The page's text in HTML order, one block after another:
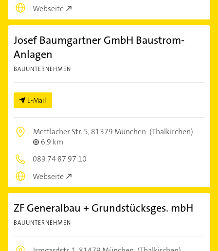
Webseite
Josef Baumgartner GmbH Baustrom-
Anlagen
BAUUNTERNEHMEN
E-Mail
Mettlacher Str. 5,81379 München (Thalkirchen)
6,9 km
089 74 87 97 10
Webseite
ZF Generalbau + Grundstücksges. mbH
BAUUNTERNEHMEN